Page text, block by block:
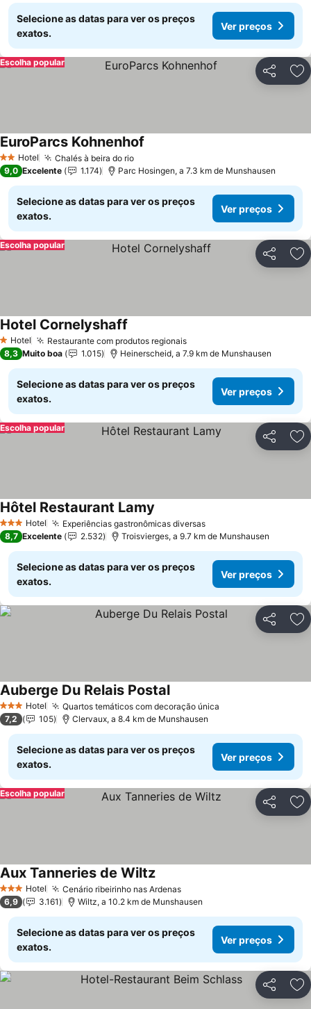
Selecione as datas para ver os preços
exatos.
Ver preços
Partilhar
Escolha popular
2 Estrelas
Hotel Chalés à beira do rio
EuroParcs Kohnenhof
9,0 Excelente 1.174 Parc Hosingen, a 7.3 km de Munshausen
Selecione as datas para ver os preços
exatos.
Ver preços
Partilhar
Escolha popular
1 Estrelas
Hotel Restaurante com produtos regionais
Hotel Cornelyshaff
8,3 Muito boa 1.015 Heinerscheid, a 7.9 km de Munshausen
Selecione as datas para ver os preços
exatos.
Ver preços
Partilhar
Escolha popular
3 EstrelasHotel Experiências gastronômicas diversas
Hôtel Restaurant Lamy
8,7 Excelente 2.532 Troisvierges, a 9.7 km de Munshausen
Selecione as datas para ver os preços
exatos.
Ver preços
Partilhar
3 EstrelasHotel Quartos temáticos com decoração única
Auberge Du Relais Postal
7,2 105 Clervaux, a 8.4 km de Munshausen
Selecione as datas para ver os preços
exatos.
Ver preços
Partilhar
Escolha popular
3 EstrelasHotel Cenário ribeirinho nas Ardenas
Aux Tanneries de Wiltz
6,9 3.161 Wiltz, a 10.2 km de Munshausen
Selecione as datas para ver os preços
exatos.
Ver preços
Partilhar